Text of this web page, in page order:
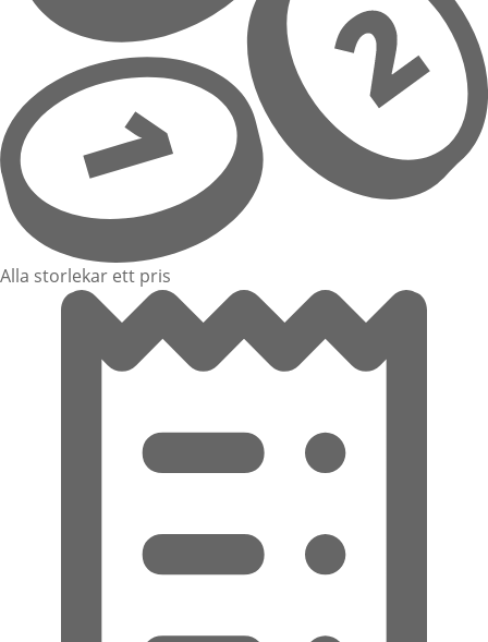
Alla storlekar ett pris